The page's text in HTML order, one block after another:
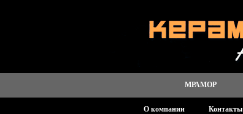
МРАМОР
О компании Контакты